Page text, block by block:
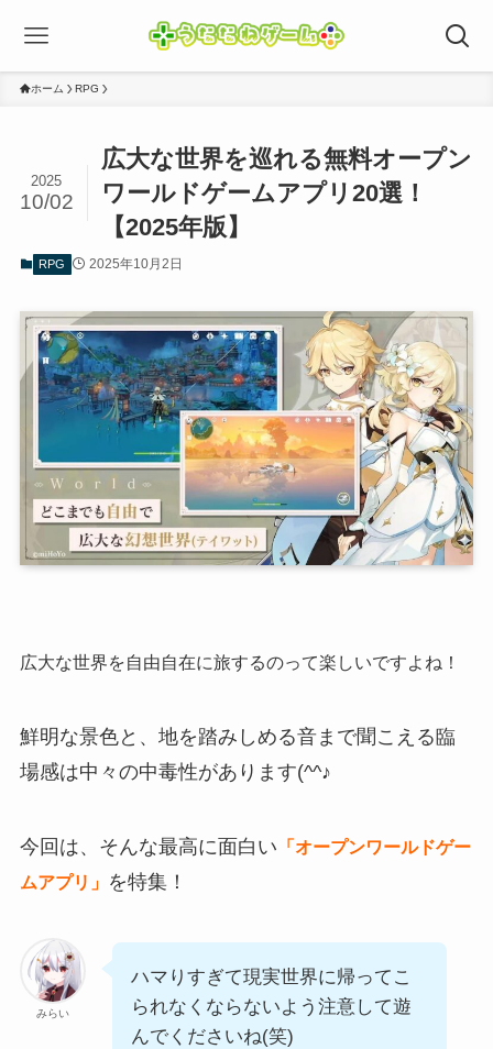
ホーム RPG
広大な世界を巡れる無料オープン
ワールドゲームアプリ20選！
【2025年版】
2025
10/02
RPG 2025年10月2日
広大な世界を自由自在に旅するのって楽しいですよね！
鮮明な景色と、地を踏みしめる音まで聞こえる臨
場感は中々の中毒性があります(^^♪
今回は、そんな最高に面白い 「オープンワールドゲー
ムアプリ」 を特集！
みらい
ハマりすぎて現実世界に帰ってこ
られなくならないよう注意して遊
んでくださいね(笑)